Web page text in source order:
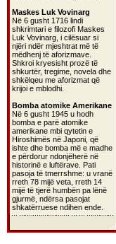
Maskes Luk Vovinarg
Në 6 gusht 1716 lindi
shkrimtari e filozofi Maskes
Luk Vovinarg, i cilësuar si
njëri ndër mjeshtrat më të
mëdhenj të aforizmave.
Shkroi kryesisht prozë të
shkurtër, tregime, novela dhe
shkëlqeu me aforizmat që
krijoi e mblodhi.
Bomba atomike Amerikane
Në 6 gusht 1945 u hodh
bomba e parë atomike
amerikane mbi qytetin e
Hiroshimës në Japoni, që
ishte dhe bomba më e madhe
e përdorur ndonjëherë në
historinë e luftërave. Pati
pasoja të tmerrshme: u vranë
rreth 78 mijë veta, rreth 14
mijë të tjerë humbën pa lënë
gjurmë, ndërsa pasojat
shkatërruese ndihen ende.